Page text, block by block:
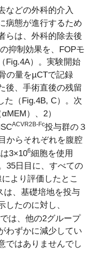
などの外科的介入
病態が進行するため
らは、外科的除去後
の抑制効果を、FOPモ
Fig.4A）。実験開始
の量をµCTで記録
後、手術直後の残留
た（Fig.4B, C）。次
）、2）
ACVR2B-Fc投与群の３
からそれぞれを腹腔
3×106細胞を使用
35日目に、すべての
より評価したとこ
は、基礎培地を投与
したのに対し、
は、他の2グループ
わずかに減少してい
ではありませんでし